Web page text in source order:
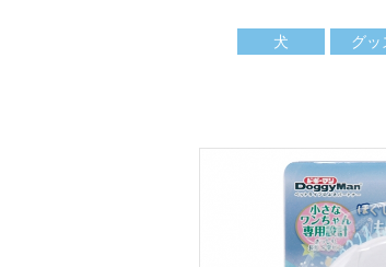
犬 グッ